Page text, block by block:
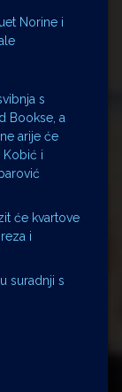
Norine i
s
Bookse, a
arije će
Kobić i
će kvartove
i
suradnji s